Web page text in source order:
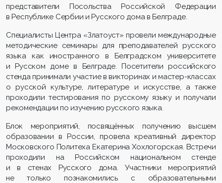
представители Посольства Российской Федерации
в Республике Сербии и Русского дома в Белграде.
Специалисты Центра «Златоуст» провели международные
методические семинары для преподавателей русского
языка как иностранного в Белградском университете
и Русском доме в Белграде. Посетители российского
стенда принимали участие в викторинах и мастер-классах
о русской культуре, литературе и искусстве, а также
проходили тестирования по русскому языку и получали
рекомендации по изучению русского языка.
Блок мероприятий, посвящённых получению высшем
образовании в России, провела креативный директор
Московского Политеха Екатерина Хохлогорская. Встречи
проходили на Российском национальном стенде
и в стенах Русского дома. Участники мероприятий
не только познакомились с образовательными